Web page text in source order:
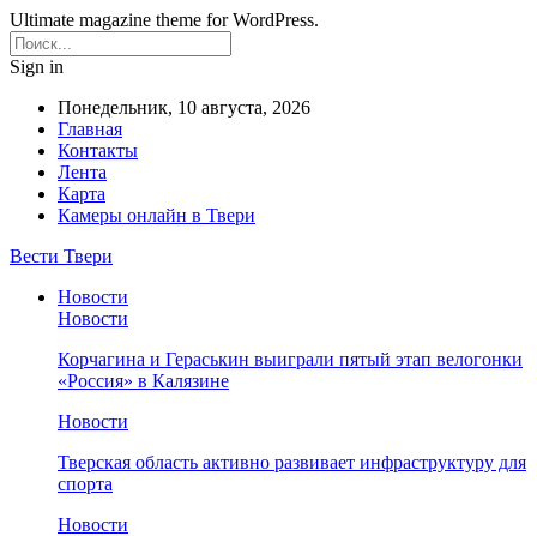
Ultimate magazine theme for WordPress.
Sign in
Понедельник, 10 августа, 2026
Главная
Контакты
Лента
Карта
Камеры онлайн в Твери
Вести Твери
Новости
Новости
Корчагина и Гераськин выиграли пятый этап велогонки
«Россия» в Калязине
Новости
Тверская область активно развивает инфраструктуру для
спорта
Новости